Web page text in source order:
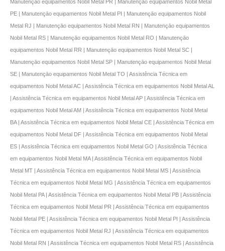
Manutençāo equipamentos Nobil Metal PR | Manutençāo equipamentos Nobil Metal
PE | Manutençāo equipamentos Nobil Metal PI | Manutençāo equipamentos Nobil
Metal RJ | Manutençāo equipamentos Nobil Metal RN | Manutençāo equipamentos
Nobil Metal RS | Manutençāo equipamentos Nobil Metal RO | Manutençāo
equipamentos Nobil Metal RR | Manutençāo equipamentos Nobil Metal SC |
Manutençāo equipamentos Nobil Metal SP | Manutençāo equipamentos Nobil Metal
SE | Manutençāo equipamentos Nobil Metal TO | Assistência Técnica em
equipamentos Nobil Metal AC | Assistência Técnica em equipamentos Nobil Metal AL
| Assistência Técnica em equipamentos Nobil Metal AP | Assistência Técnica em
equipamentos Nobil Metal AM | Assistência Técnica em equipamentos Nobil Metal
BA | Assistência Técnica em equipamentos Nobil Metal CE | Assistência Técnica em
equipamentos Nobil Metal DF | Assistência Técnica em equipamentos Nobil Metal
ES | Assistência Técnica em equipamentos Nobil Metal GO | Assistência Técnica
em equipamentos Nobil Metal MA | Assistência Técnica em equipamentos Nobil
Metal MT | Assistência Técnica em equipamentos Nobil Metal MS | Assistência
Técnica em equipamentos Nobil Metal MG | Assistência Técnica em equipamentos
Nobil Metal PA | Assistência Técnica em equipamentos Nobil Metal PB | Assistência
Técnica em equipamentos Nobil Metal PR | Assistência Técnica em equipamentos
Nobil Metal PE | Assistência Técnica em equipamentos Nobil Metal PI | Assistência
Técnica em equipamentos Nobil Metal RJ | Assistência Técnica em equipamentos
Nobil Metal RN | Assistência Técnica em equipamentos Nobil Metal RS | Assistência